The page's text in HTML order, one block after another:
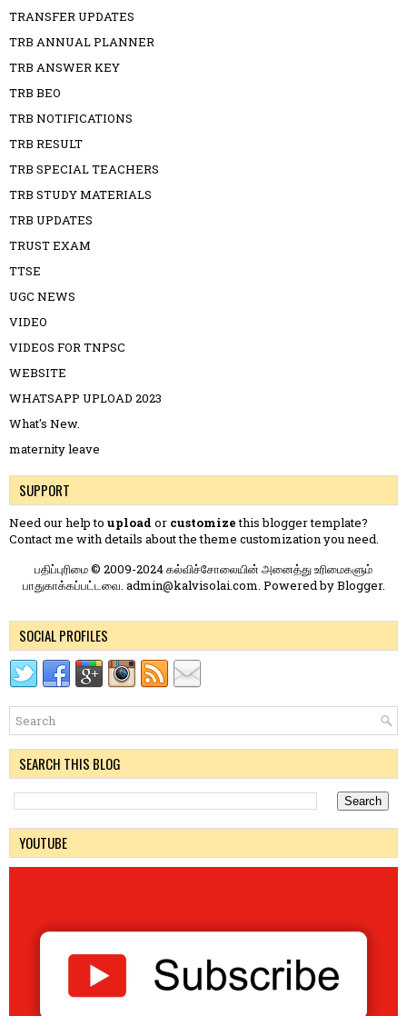
TRANSFER UPDATES
TRB ANNUAL PLANNER
TRB ANSWER KEY
TRB BEO
TRB NOTIFICATIONS
TRB RESULT
TRB SPECIAL TEACHERS
TRB STUDY MATERIALS
TRB UPDATES
TRUST EXAM
TTSE
UGC NEWS
VIDEO
VIDEOS FOR TNPSC
WEBSITE
WHATSAPP UPLOAD 2023
What's New.
maternity leave
SUPPORT
Need our help to upload or customizethis blogger template?
Contact me with details about the theme customization you need.
பதிப்புரிமை © 2009-2024 கல்விச்சோலையின் அனைத்து உரிமைகளும்
பாதுகாக்கப்பட்டவை. admin@kalvisolai.com. Powered byBlogger.
SOCIAL PROFILES
SEARCH THIS BLOG
YOUTUBE